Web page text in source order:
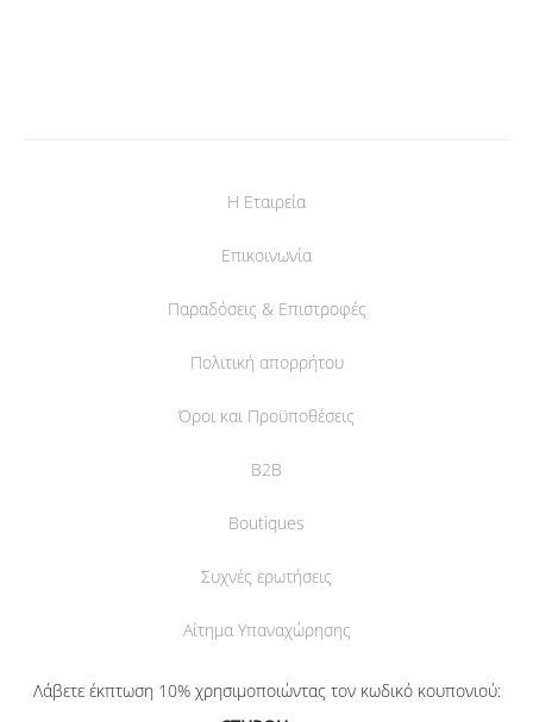
Η Εταιρεία
Επικοινωνία
Παραδόσεις & Επιστροφές
Πολιτική απορρήτου
Όροι και Προϋποθέσεις
B2B
Boutiques
Συχνές ερωτήσεις
Αίτημα Υπαναχώρησης
Λάβετε έκπτωση 10% χρησιμοποιώντας τον κωδικό κουπονιού: